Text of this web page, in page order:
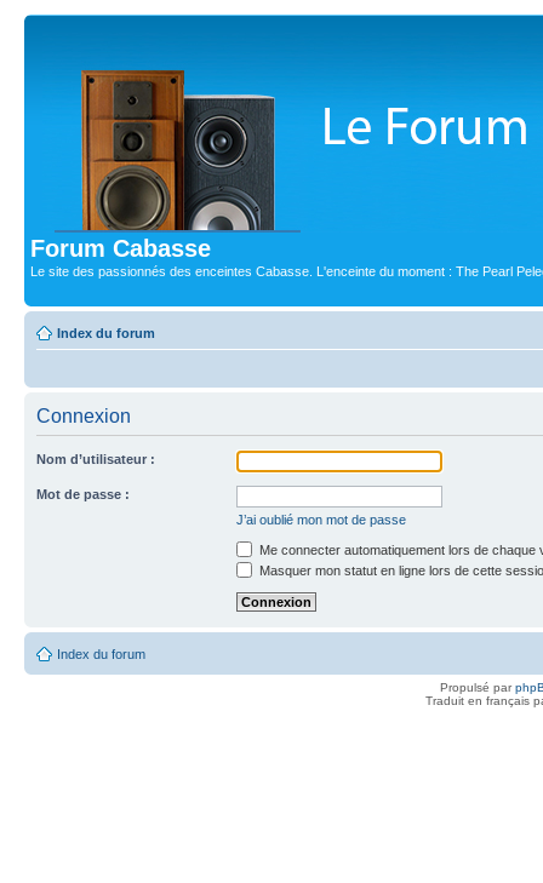
Forum Cabasse
Le site des passionnés des enceintes Cabasse. L'enceinte du moment : The Pearl
Index du forum
Connexion
Nom d’utilisateur :
Mot de passe :
J’ai oublié mon mot de passe
Me connecter automatiquement lors de chaque
Masquer mon statut en ligne lors de cette
Index du forum
Propulsé par
Traduit en français